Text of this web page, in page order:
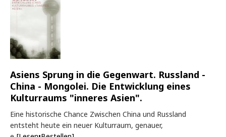
Asiens Sprung in die Gegenwart. Russland -
China - Mongolei. Die Entwicklung eines
Kulturraums "inneres Asien".
Eine historische Chance Zwischen China und Russland
entsteht heute ein neuer Kulturraum, genauer,